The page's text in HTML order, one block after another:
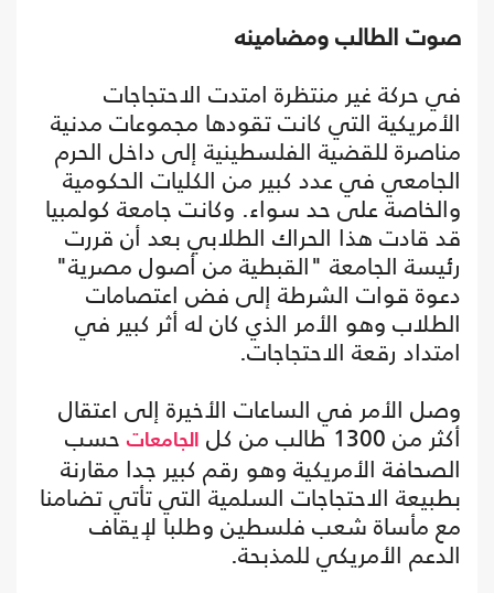
صوت الطالب ومضامينه
في حركة غير منتظرة امتدت الاحتجاجات
الأمريكية التي كانت تقودها مجموعات مدنية
مناصرة للقضية الفلسطينية إلى داخل الحرم
الجامعي في عدد كبير من الكليات الحكومية
والخاصة على حد سواء. وكانت جامعة كولمبيا
قد قادت هذا الحراك الطلابي بعد أن قررت
رئيسة الجامعة "القبطية من أصول مصرية"
دعوة قوات الشرطة إلى فض اعتصامات
الطلاب وهو الأمر الذي كان له أثر كبير في
امتداد رقعة الاحتجاجات.
وصل الأمر في الساعات الأخيرة إلى اعتقال
أكثر من 1300 طالب من كل الجامعات حسب
الصحافة الأمريكية وهو رقم كبير جدا مقارنة
بطبيعة الاحتجاجات السلمية التي تأتي تضامنا
مع مأساة شعب فلسطين وطلبا لإيقاف
الدعم الأمريكي للمذبحة.